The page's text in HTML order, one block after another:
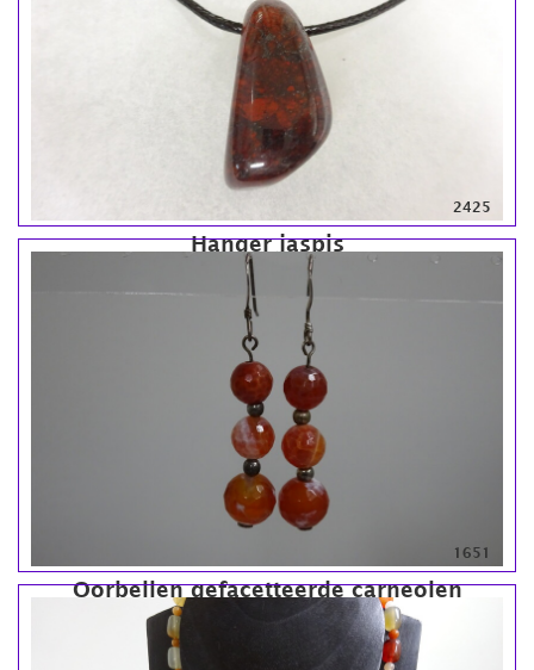
Hanger jaspis
2425
Oorbellen gefacetteerde carneolen
1651